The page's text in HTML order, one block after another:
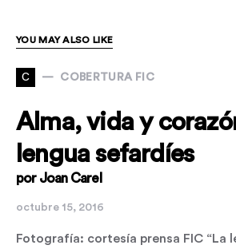
YOU MAY ALSO LIKE
C COBERTURA FIC
Alma, vida y
lengua sefardíes
por Joan Carel
octubre 15, 2016
Fotografía: cortesía prensa FIC “La